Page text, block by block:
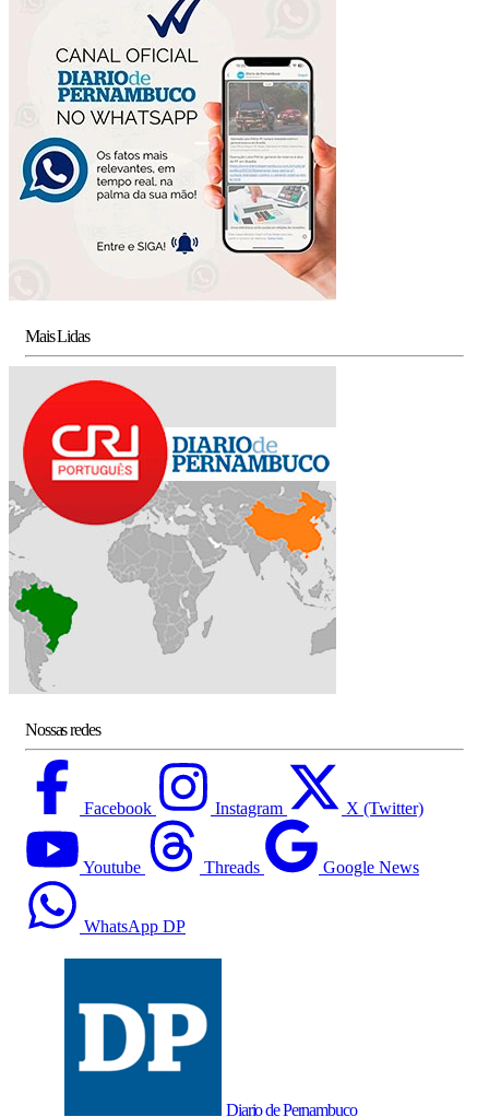
Mais Lidas
Nossas redes
Facebook Instagram X (Twitter)
Youtube Threads Google News
WhatsApp DP
Diario de Pernambuco